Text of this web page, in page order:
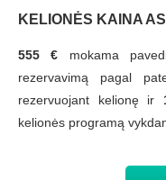
KELIONĖS KAINA
555 € mokama
rezervavimą pagal
rezervuojant kelionę ir
kelionės programą